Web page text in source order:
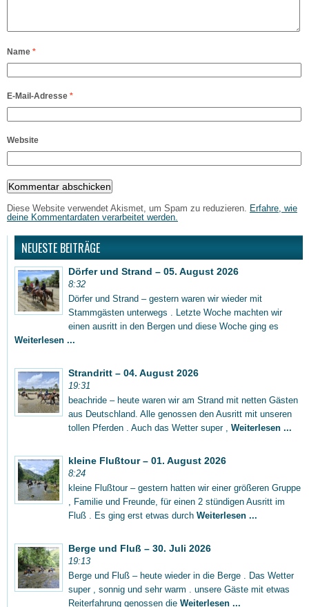
Name *
E-Mail-Adresse *
Website
Diese Website verwendet Akismet, um Spam zu reduzieren.
Erfahre, wie
deine Kommentardaten verarbeitet werden.
NEUESTE BEITRÄGE
Dörfer und Strand – 05. August 2026
8:32
Dörfer und Strand – gestern waren wir wieder mit
Stammgästen unterwegs . Letzte Woche machten wir
einen ausritt in den Bergen und diese Woche ging es
Weiterlesen ...
Strandritt – 04. August 2026
19:31
beachride – heute waren wir am Strand mit netten Gästen
aus Deutschland. Alle genossen den Ausritt mit unseren
tollen Pferden . Auch das Wetter super , Weiterlesen ...
kleine Flußtour – 01. August 2026
8:24
kleine Flußtour – gestern hatten wir einer größeren Gruppe
, Familie und Freunde, für einen 2 stündigen Ausritt im
Fluß . Es ging erst etwas durch Weiterlesen ...
Berge und Fluß – 30. Juli 2026
19:13
Berge und Fluß – heute wieder in die Berge . Das Wetter
super , sonnig und sehr warm . unsere Gäste mit etwas
Reiterfahrung genossen die Weiterlesen ...